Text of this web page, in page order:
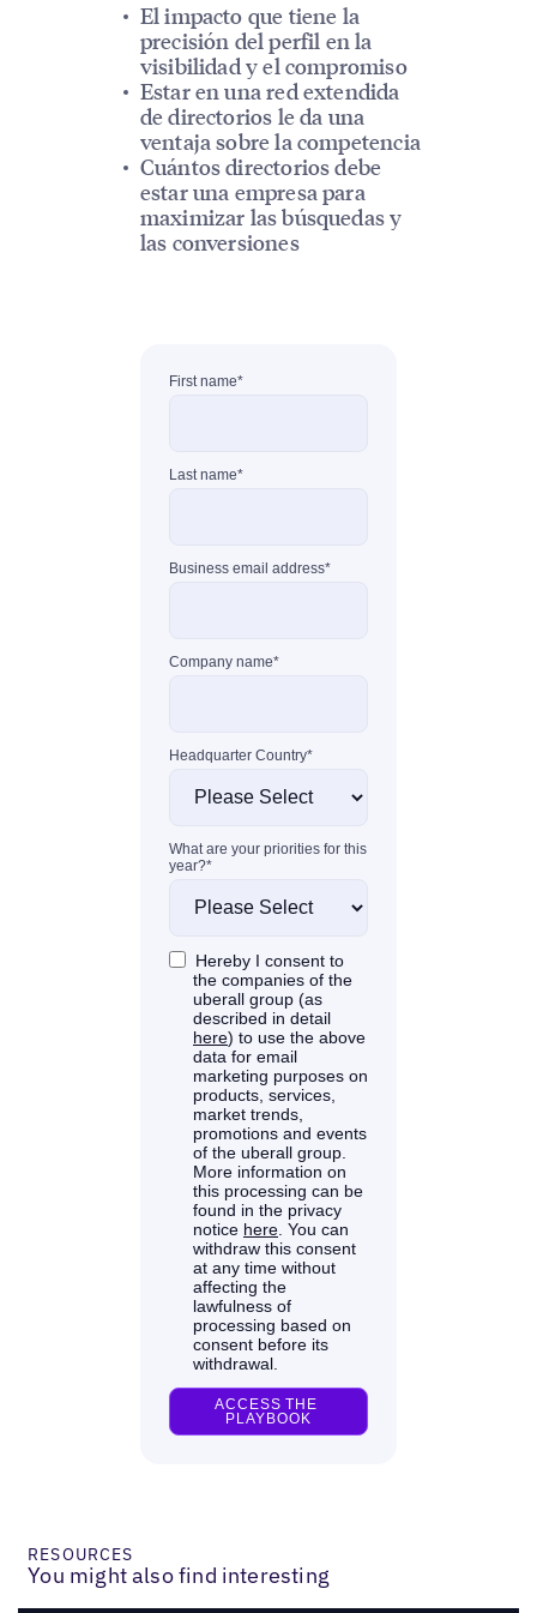
El impacto que tiene la
precisión del perfil en la
visibilidad y el compromiso
Estar en una red extendida
de directorios le da una
ventaja sobre la competencia
Cuántos directorios debe
estar una empresa para
maximizar las búsquedas y
las conversiones
RESOURCES
You might also find interesting